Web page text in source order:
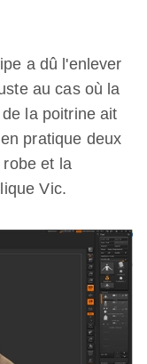
a dû l'enlever
au cas où la
la poitrine ait
pratique deux
et la
Vic.